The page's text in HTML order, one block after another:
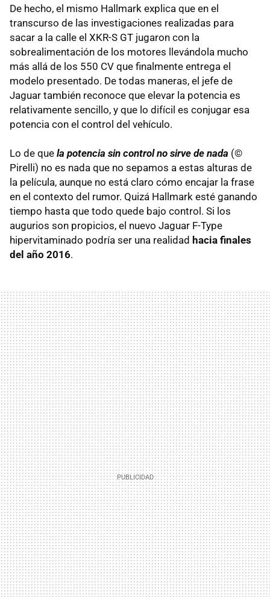
De hecho, el mismo Hallmark explica que en el
transcurso de las investigaciones realizadas para
sacar a la calle el XKR-S GT jugaron con la
sobrealimentación de los motores llevándola mucho
más allá de los 550 CV que finalmente entrega el
modelo presentado. De todas maneras, el jefe de
Jaguar también reconoce que elevar la potencia es
relativamente sencillo, y que lo difícil es conjugar esa
potencia con el control del vehículo.
Lo de que la potencia sin control no sirve de nada (©
Pirelli) no es nada que no sepamos a estas alturas de
la película, aunque no está claro cómo encajar la frase
en el contexto del rumor. Quizá Hallmark esté ganando
tiempo hasta que todo quede bajo control. Si los
augurios son propicios, el nuevo Jaguar F-Type
hipervitaminado podría ser una realidad hacia finales
del año 2016.